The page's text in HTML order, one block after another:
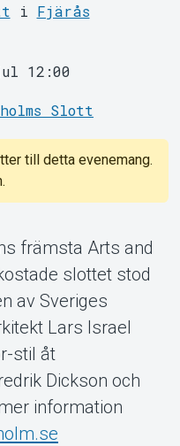
i Fjärås
12:00
Slott
till detta evenemang.
främsta Arts and
slottet stod
av Sveriges
Lars Israel
stil åt
Dickson och
information